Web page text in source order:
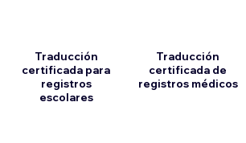
Traducción
certificada para
registros
escolares
Traducción
certificada de
registros médicos